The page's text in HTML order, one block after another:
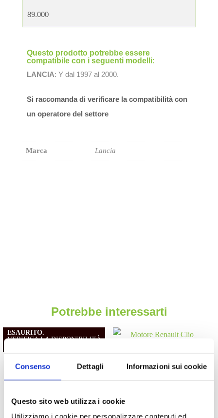
Consenso Dettagli Informazioni sui cookie
Questo sito web utilizza i cookie
Utilizziamo i cookie per personalizzare contenuti ed
89.000
Questo prodotto potrebbe essere
compatibile con i seguenti modelli:
LANCIA: Y dal 1997 al 2000.
Si raccomanda di verificare la compatibilità con
un operatore del settore
Marca Lancia
Potrebbe interessarti
ESAURITO.
VERIFICA LA DISPONIBILITÀ
Motore Opel Zafira X18XE1
Motore Renault Clio K9KB6